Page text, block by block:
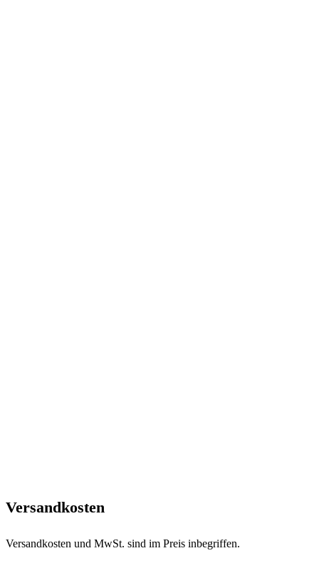
Versandkosten
Versandkosten und MwSt. sind im Preis inbegriffen.